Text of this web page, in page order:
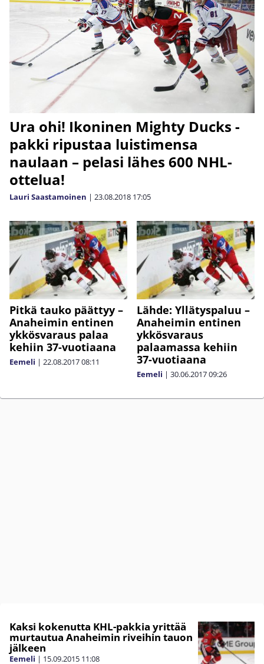
Ura ohi! Ikoninen Mighty Ducks -
pakki ripustaa luistimensa
naulaan – pelasi lähes 600 NHL-
ottelua!
Lauri Saastamoinen | 23.08.2018 17:05
Pitkä tauko päättyy –
Anaheimin entinen
ykkösvaraus palaa
kehiin 37-vuotiaana
Eemeli | 22.08.201708:11
Lähde: Yllätyspaluu –
Anaheimin entinen
ykkösvaraus
palaamassa kehiin
37-vuotiaana
Eemeli | 30.06.201709:26
Kaksi kokenutta KHL-pakkia yrittää
murtautua Anaheimin riveihin tauon
jälkeen
Eemeli | 15.09.2015 11:08